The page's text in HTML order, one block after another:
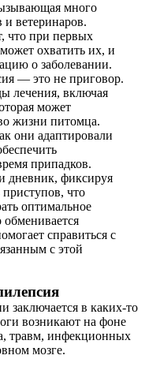
много
и ветеринаров.
что при первых
охватить их, и
о заболевании.
— это не приговор.
лечения, включая
может
жизни питомца.
они адаптировали
припадков.
дневник, фиксируя
приступов, что
оптимальное
справиться с
с этой
заключается в каких-то
возникают на фоне
травм, инфекционных
мозге.